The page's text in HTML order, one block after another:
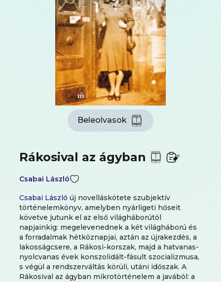
Beleolvasok
Rákosival az ágyban
Csabai László
Csabai László új novelláskötete szubjektív
történelemkönyv, amelyben nyárligeti hőseit
követve jutunk el az első világháborútól
napjainkig: megelevenednek a két világháború és
a forradalmak hétköznapjai, aztán az újrakezdés, a
lakosságcsere, a Rákosi-korszak, majd a hatvanas-
nyolcvanas évek konszolidált-fásult szocializmusa,
s végül a rendszerváltás körüli, utáni időszak. A
Rákosival az ágyban mikrotörténelem a javából: a